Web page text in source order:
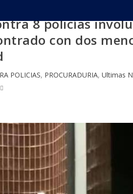
8 policías
con dos
POLICIAS, PROCURADURIA, Ultimas